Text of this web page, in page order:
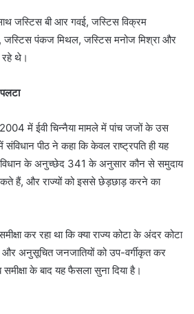
जस्टिस बी आर गवई, जस्टिस विक्रम
जस्टिस पंकज मिथल, जस्टिस मनोज मिश्रा और
रहे थे।
में ईवी चिन्नैया मामले में पांच जजों के उस
पीठ ने कहा कि केवल राष्ट्रपति ही यह
के अनुच्छेद 341 के अनुसार कौन से समुदाय
हैं, और राज्यों को इससे छेड़छाड़ करने का
कर रहा था कि क्या राज्य कोटा के अंदर कोटा
अनुसूचित जनजातियों को उप-वर्गीकृत कर
के बाद यह फैसला सुना दिया है।